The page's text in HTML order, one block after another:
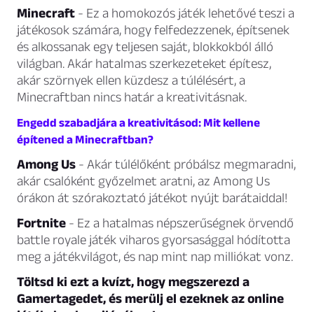
Minecraft - Ez a homokozós játék lehetővé teszi a
játékosok számára, hogy felfedezzenek, építsenek
és alkossanak egy teljesen saját, blokkokból álló
világban. Akár hatalmas szerkezeteket építesz,
akár szörnyek ellen küzdesz a túlélésért, a
Minecraftban nincs határ a kreativitásnak.
Engedd szabadjára a kreativitásod: Mit kellene
építened a Minecraftban?
Among Us - Akár túlélőként próbálsz megmaradni,
akár csalóként győzelmet aratni, az Among Us
órákon át szórakoztató játékot nyújt barátaiddal!
Fortnite - Ez a hatalmas népszerűségnek örvendő
battle royale játék viharos gyorsasággal hódította
meg a játékvilágot, és nap mint nap milliókat vonz.
Töltsd ki ezt a kvízt, hogy megszerezd a
Gamertagedet, és merülj el ezeknek az online